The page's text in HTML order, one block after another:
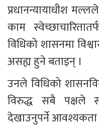
प्रधानन्यायाधीश
काम
विधिको शासनमा
असह्य हुने बताइन् ।
उनले विधिको
विरुद्ध सबै पक्षले
देखाउनुपर्ने